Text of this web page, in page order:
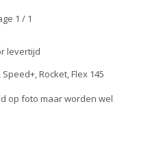
1 / 1
levertijd
Rocket, Flex 145
op foto maar worden wel